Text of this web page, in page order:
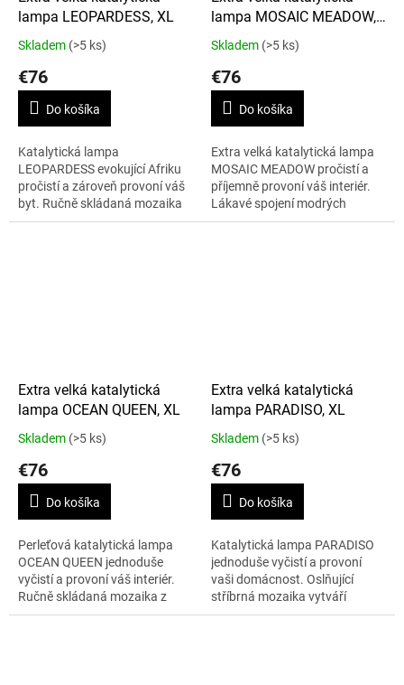
lampa LEOPARDESS, XL
Skladem (>5 ks)
€76
Do košíka
Katalytická lampa
LEOPARDESS evokující Afriku
pročistí a zároveň provoní váš
byt. Ručně skládaná mozaika
je inspirována vzorem leopardí
lampa MOSAIC MEADOW,
XL
Skladem (>5 ks)
€76
Do košíka
Extra velká katalytická lampa
MOSAIC MEADOW pročistí a
příjemně provoní váš interiér.
Lákavé spojení modrých
odstínů této ručně skládané
Extra velká katalytická
lampa OCEAN QUEEN, XL
Skladem (>5 ks)
€76
Do košíka
Perleťová katalytická lampa
OCEAN QUEEN jednoduše
vyčistí a provoní váš interiér.
Ručně skládaná mozaika z
lesklých kousků perleti
Extra velká katalytická
lampa PARADISO, XL
Skladem (>5 ks)
€76
Do košíka
Katalytická lampa PARADISO
jednoduše vyčistí a provoní
vaši domácnost. Oslňující
stříbrná mozaika vytváří
ohromující efekt rozbitého